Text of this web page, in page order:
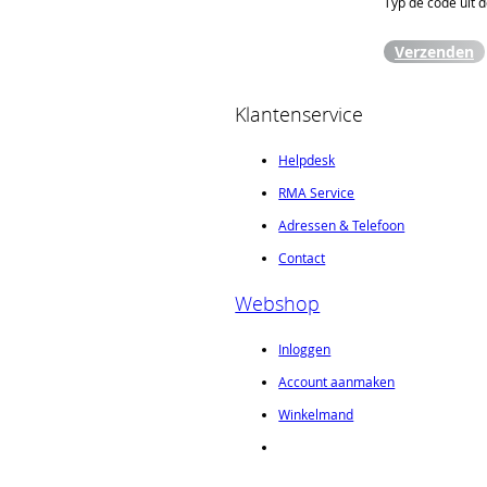
Verzenden
Klantenservice
Helpdesk
RMA Service
Adressen & Telefoon
Contact
Webshop
Inloggen
Account aanmaken
Winkelmand